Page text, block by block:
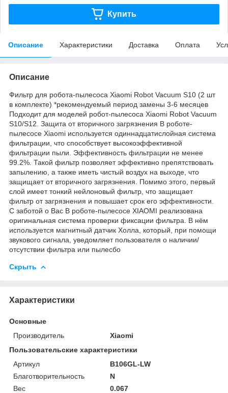
Купить
Описание Характеристики Доставка Оплата
Описание
Фильтр для робота-пылесоса Xiaomi Robot Vacuum S10 (2 шт
в комплекте) *рекомендуемый период замены 3-6 месяцев
Подходит для моделей робот-пылесоса Xiaomi Robot Vacuum
S10/S12. Защита от вторичного загрязнения В роботе-
пылесосе Xiaomi используется одиннадцатислойная система
фильтрации, что способствует высокоэффективной
фильтрации пыли. Эффективность фильтрации не менее
99.2%. Такой фильтр позволяет эффективно препятствовать
запылению, а также иметь чистый воздух на выходе, что
защищает от вторичного загрязнения. Помимо этого, первый
слой имеет тонкий нейлоновый фильтр, что защищает
фильтр от загрязнения и повышает срок его эффективности.
С заботой о Вас В роботе-пылесосе XIAOMI реализована
оригинальная система проверки фиксации фильтра. В нём
используется магнитный датчик Холла, который, при помощи
звукового сигнала, уведомляет пользователя о наличии/
отсутствии фильтра или пылесбо
Скрыть
Характеристики
Основные
Производитель
Xiaomi
Пользовательские характеристики
Артикул
B106GL-LW
Благотворительность
N
Вес
0.067